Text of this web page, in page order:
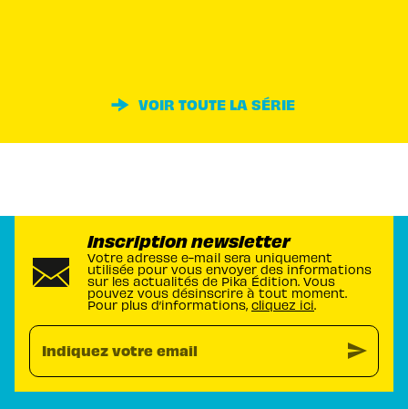
VOIR TOUTE LA SÉRIE
Inscription newsletter
Votre adresse e-mail sera uniquement
utilisée pour vous envoyer des informations
sur les actualités de Pika Édition. Vous
pouvez vous désinscrire à tout moment.
Pour plus d’informations, cliquez ici.
Indiquez votre email send